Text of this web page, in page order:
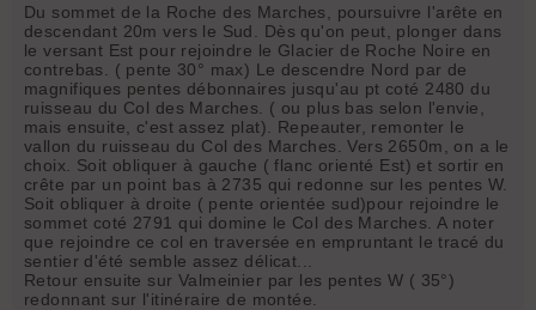
Du sommet de la Roche des Marches, poursuivre l'arête en
descendant 20m vers le Sud. Dès qu'on peut, plonger dans
le versant Est pour rejoindre le Glacier de Roche Noire en
contrebas. ( pente 30° max) Le descendre Nord par de
magnifiques pentes débonnaires jusqu'au pt coté 2480 du
ruisseau du Col des Marches. ( ou plus bas selon l'envie,
mais ensuite, c'est assez plat). Repeauter, remonter le
vallon du ruisseau du Col des Marches. Vers 2650m, on a le
choix. Soit obliquer à gauche ( flanc orienté Est) et sortir en
crête par un point bas à 2735 qui redonne sur les pentes W.
Soit obliquer à droite ( pente orientée sud)pour rejoindre le
sommet coté 2791 qui domine le Col des Marches. A noter
que rejoindre ce col en traversée en empruntant le tracé du
sentier d'été semble assez délicat...
Retour ensuite sur Valmeinier par les pentes W ( 35°)
redonnant sur l'itinéraire de montée.